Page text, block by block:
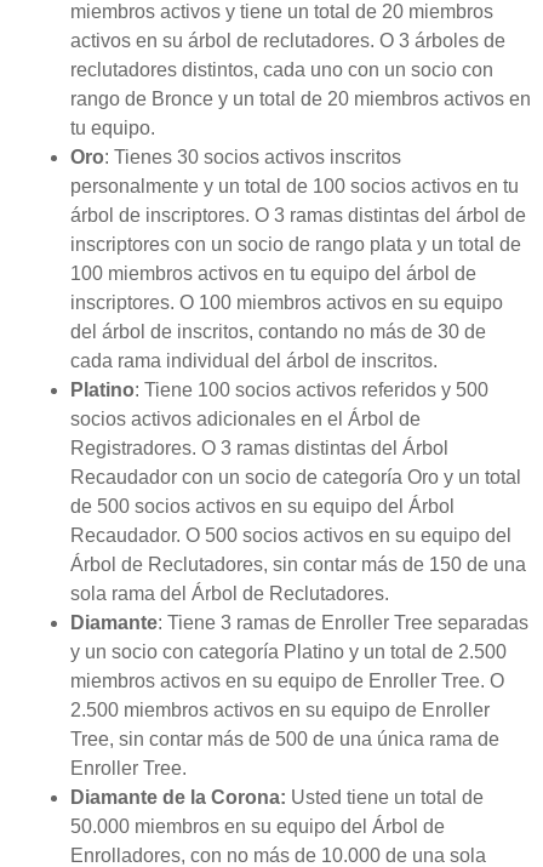
miembros activos y tiene un total de 20 miembros
activos en su árbol de reclutadores. O 3 árboles de
reclutadores distintos, cada uno con un socio con
rango de Bronce y un total de 20 miembros activos en
tu equipo.
Oro: Tienes 30 socios activos inscritos
personalmente y un total de 100 socios activos en tu
árbol de inscriptores. O 3 ramas distintas del árbol de
inscriptores con un socio de rango plata y un total de
100 miembros activos en tu equipo del árbol de
inscriptores. O 100 miembros activos en su equipo
del árbol de inscritos, contando no más de 30 de
cada rama individual del árbol de inscritos.
Platino: Tiene 100 socios activos referidos y 500
socios activos adicionales en el Árbol de
Registradores. O 3 ramas distintas del Árbol
Recaudador con un socio de categoría Oro y un total
de 500 socios activos en su equipo del Árbol
Recaudador. O 500 socios activos en su equipo del
Árbol de Reclutadores, sin contar más de 150 de una
sola rama del Árbol de Reclutadores.
Diamante: Tiene 3 ramas de Enroller Tree separadas
y un socio con categoría Platino y un total de 2.500
miembros activos en su equipo de Enroller Tree. O
2.500 miembros activos en su equipo de Enroller
Tree, sin contar más de 500 de una única rama de
Enroller Tree.
Diamante de la Corona: Usted tiene un total de
50.000 miembros en su equipo del Árbol de
Enrolladores, con no más de 10.000 de una sola